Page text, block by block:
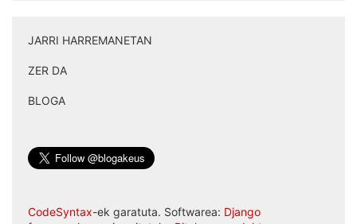
JARRI HARREMANETAN
ZER DA
BLOGA
CodeSyntax-ek garatuta. Softwarea: Django